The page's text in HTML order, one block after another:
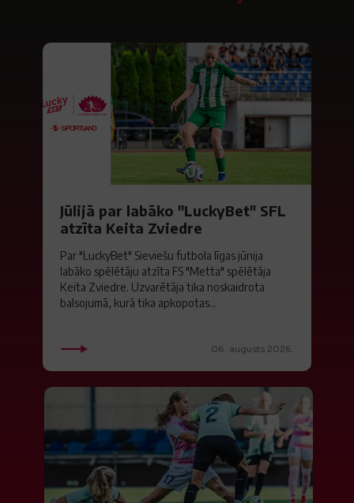
Jūlijā par labāko "LuckyBet" SFL
atzīta Keita Zviedre
Par "LuckyBet" Sieviešu futbola līgas jūnija
labāko spēlētāju atzīta FS "Metta" spēlētāja
Keita Zviedre. Uzvarētāja tika noskaidrota
balsojumā, kurā tika apkopotas...
06. augusts 2026.